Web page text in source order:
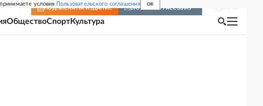
условия Пользовательского соглашения OK
ПОДПИСКА НА ИЗДАНИЕ ВКЛЮЧИТЬ РАССЫЛКУ
ОбществоСпортКультура